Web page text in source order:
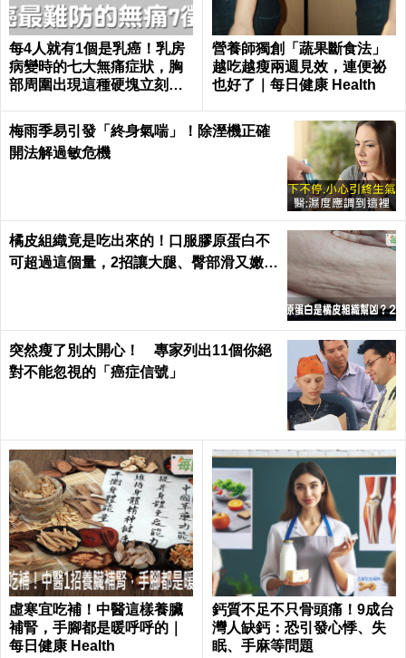
每4人就有1個是乳癌！乳房
病變時的七大無痛症狀，胸
部周圍出現這種硬塊立刻就
營養師獨創「蔬果斷食法」
越吃越瘦兩週見效，連便祕
也好了｜每日健康 Health
梅雨季易引發「終身氣喘」！除溼機正確
開法解過敏危機
橘皮組織竟是吃出來的！口服膠原蛋白不
可超過這個量，2招讓大腿、臀部滑又嫩｜
突然瘦了別太開心！ 專家列出11個你絕
對不能忽視的「癌症信號」
虛寒宜吃補！中醫這樣養臟
補腎，手腳都是暖呼呼的｜
每日健康 Health
鈣質不足不只骨頭痛！9成台
灣人缺鈣：恐引發心悸、失
眠、手麻等問題